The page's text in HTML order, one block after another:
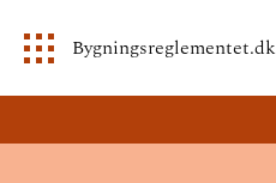
Bygningsreglementet.dk